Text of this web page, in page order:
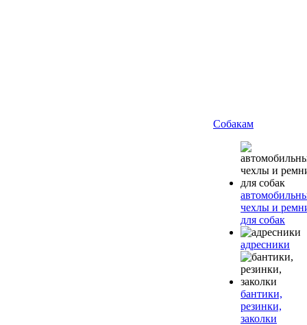
Собакам
чехлы и
для собак
адресники
бантики,
резинки,
заколки